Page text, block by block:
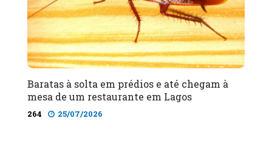
Baratas à solta em prédios e até chegam à
mesa de um restaurante em Lagos
264 25/07/2026